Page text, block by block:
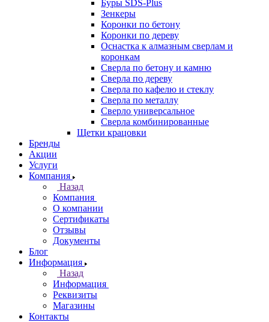
Буры SDS-Plus
Зенкеры
Коронки по бетону
Коронки по дереву
Оснастка к алмазным сверлам и
коронкам
Сверла по бетону и камню
Сверла по дереву
Сверла по кафелю и стеклу
Сверла по металлу
Сверло универсальное
Сверла комбинированные
Щетки крацовки
Бренды
Акции
Услуги
Компания
Назад
Компания
О компании
Сертификаты
Отзывы
Документы
Блог
Информация
Назад
Информация
Реквизиты
Магазины
Контакты